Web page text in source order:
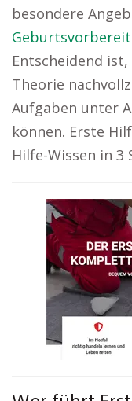
besondere
Entscheidend
Theorie
Aufgaben unter
können. Erste
Hilfe-Wissen in 3